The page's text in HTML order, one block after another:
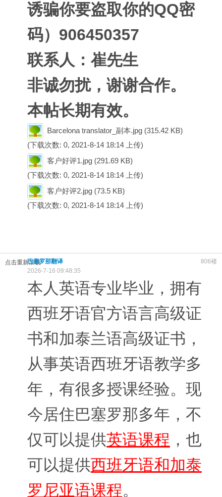
诱骗你要盗取你的QQ密
码）906450357
联系人：崔先生
非诚勿扰，谢谢合作。
本帖长期有效。
Barcelona translator_副本.jpg (315.42 KB)
(下载次数: 0, 2021-8-14 18:14 上传)
客户好评1.jpg (291.69 KB)
(下载次数: 0, 2021-8-14 18:14 上传)
客户好评2.jpg (73.5 KB)
(下载次数: 0, 2021-8-14 18:14 上传)
点击重新加载 806楼
巴塞罗那翻译
2026-7-16 09:48:35
本人英语专业毕业，拥有
西班牙语官方语言高级证
书和加泰兰语高级证书，
从事英语西班牙语教学多
年，有很多授课经验。现
今居住巴塞罗那多年，不
仅可以提供英语课程 ，也
可以提供西班牙语和加泰
罗尼亚语课程。